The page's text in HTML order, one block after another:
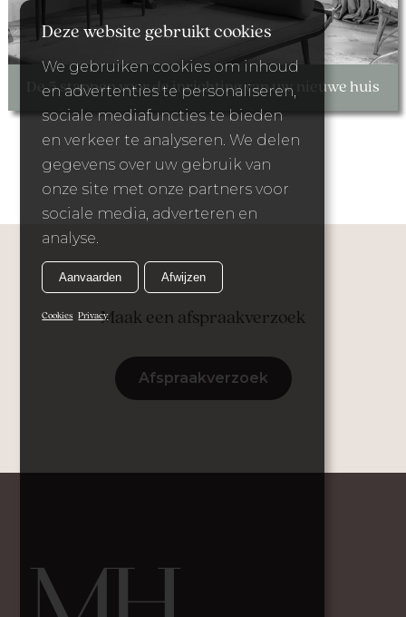
De 5 stappen voor de inrichting van uw nieuwe huis
Maak een afspraakverzoek
Afspraakverzoek
Deze website gebruikt cookies
We gebruiken cookies om inhoud
en advertenties te personaliseren,
sociale mediafuncties te bieden
en verkeer te analyseren. We delen
gegevens over uw gebruik van
onze site met onze partners voor
sociale media, adverteren en
analyse.
Aanvaarden Afwijzen
Cookies Privacy